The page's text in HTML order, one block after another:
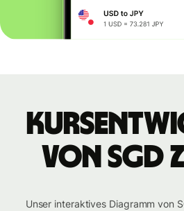
von SGD
Unser interaktives Diagramm von